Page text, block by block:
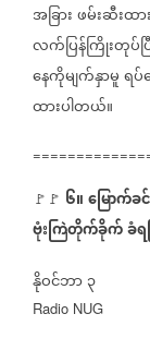
အခြားဖမ်းဆီးထ
လက်ပြန်ကြိုးတုပ်ပ
နေကိုမျက်နှာမူရပ်
ထားပါတယ်။
🚩🚩 ၆။မြောက်ခ
ဗုံးကြဲတိုက်ခိုက်ခံရ
နိုဝင်ဘာ၃
Radio NUG